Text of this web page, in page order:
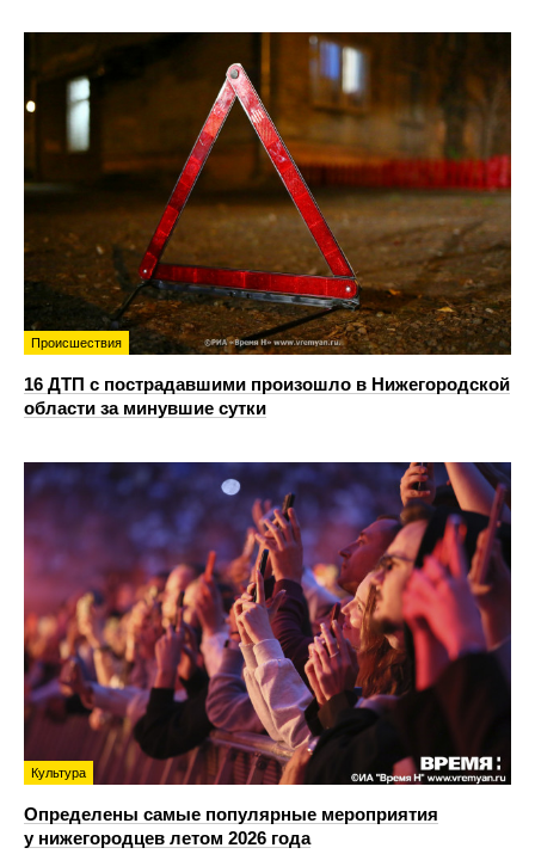
Происшествия
16 ДТП с пострадавшими произошло в Нижегородской
области за минувшие сутки
Культура
Определены самые популярные мероприятия
у нижегородцев летом 2026 года